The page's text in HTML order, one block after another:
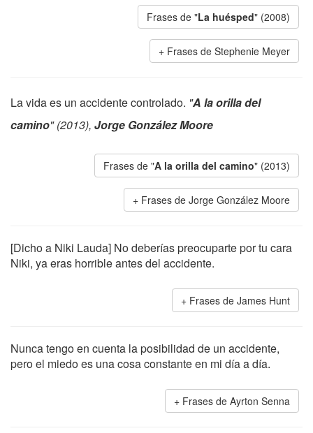
Frases de "La huésped" (2008)
Frases de Stephenie Meyer
La vida es un accidente controlado. "A la orilla del
camino" (2013), Jorge González Moore
Frases de "A la orilla del camino" (2013)
Frases de Jorge González Moore
[Dicho a Niki Lauda] No deberías preocuparte por tu cara
Niki, ya eras horrible antes del accidente.
Frases de James Hunt
Nunca tengo en cuenta la posibilidad de un accidente,
pero el miedo es una cosa constante en mi día a día.
Frases de Ayrton Senna